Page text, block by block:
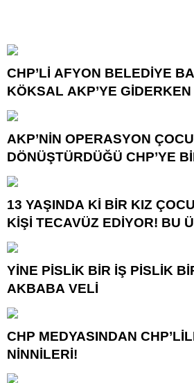
CHP’Lİ AFYON BELEDİYE
KÖKSAL AKP’YE
GÖTÜRÜYOR!
AKP’NİN OPERASYON
DÖNÜŞTÜRDÜĞÜ CHP’YE
DAHA!
13 YAŞINDA Kİ BİR KIZ
KİŞİ TECAVÜZ EDİYOR! BU
NEREYE SAVRULDU NASIL
YİNE PİSLİK BİR İŞ PİSLİK
AKBABA VELİ
CHP MEDYASINDAN
NİNNİLERİ!